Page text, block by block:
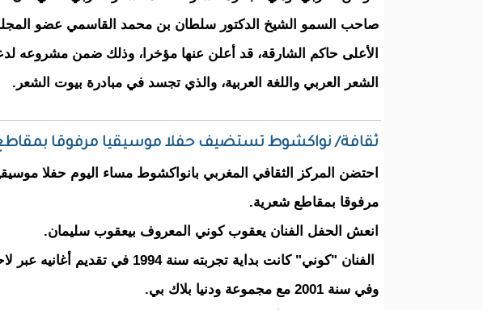
صاحب السمو الشيخ الدكتور سلطان بن محمد القاسمي عضو
الأعلى حاكم الشارقة، قد أعلن عنها مؤخرا، وذلك ضمن مشروعه
الشعر العربي واللغة العربية، والذي تجسد في مبادرة بيوت الشعر.
ثقافة/ نواكشوط تستضيف حفلا موسيقيا مرفوقا
احتضن المركز الثقافي المغربي بانواكشوط مساء اليوم حفلا
مرفوقا بمقاطع شعرية.
انعش الحفل الفنان يعقوب كوني المعروف بيعقوب سليمان.
الفنان "كوني" كانت بداية تجربته سنة 1994 في تقديم أغانيه
وفي سنة 2001 مع مجموعة ودنيا بلاك بي.